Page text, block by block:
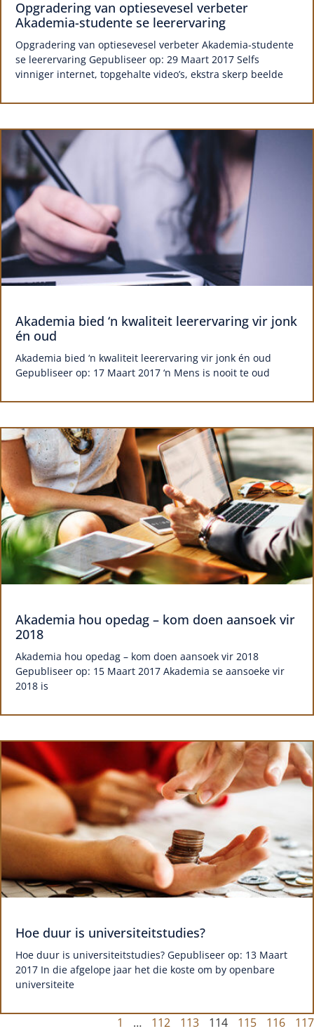
Opgradering van optiesevesel verbeter
Akademia-studente se leerervaring
Opgradering van optiesevesel verbeter Akademia-studente
se leerervaring Gepubliseer op: 29 Maart 2017 Selfs
vinniger internet, topgehalte video’s, ekstra skerp beelde
Akademia bied ‘n kwaliteit leerervaring vir jonk
én oud
Akademia bied ‘n kwaliteit leerervaring vir jonk én oud
Gepubliseer op: 17 Maart 2017 ‘n Mens is nooit te oud
Akademia hou opedag – kom doen aansoek vir
2018
Akademia hou opedag – kom doen aansoek vir 2018
Gepubliseer op: 15 Maart 2017 Akademia se aansoeke vir
2018 is
Hoe duur is universiteitstudies?
Hoe duur is universiteitstudies? Gepubliseer op: 13 Maart
2017 In die afgelope jaar het die koste om by openbare
universiteite
1 … 112 113 114 115 116 117